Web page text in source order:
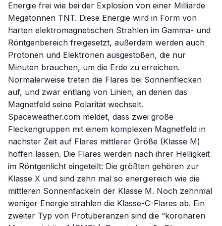
Energie frei wie bei der Explosion von einer Milliarde
Megatonnen TNT. Diese Energie wird in Form von
harten elektromagnetischen Strahlen im Gamma- und
Röntgenbereich freigesetzt, außerdem werden auch
Protonen und Elektronen ausgestoßen, die nur
Minuten brauchen, um die Erde zu erreichen.
Normalerweise treten die Flares bei Sonnenflecken
auf, und zwar entlang von Linien, an denen das
Magnetfeld seine Polarität wechselt.
Spaceweather.com meldet, dass zwei große
Fleckengruppen mit einem komplexen Magnetfeld in
nächster Zeit auf Flares mittlerer Größe (Klasse M)
hoffen lassen. Die Flares werden nach ihrer Helligkeit
im Röntgenlicht eingeteilt: Die größten gehören zur
Klasse X und sind zehn mal so energiereich wie die
mittleren Sonnenfackeln der Klasse M. Noch zehnmal
weniger Energie strahlen die Klasse-C-Flares ab. Ein
zweiter Typ von Protuberanzen sind die “koronaren